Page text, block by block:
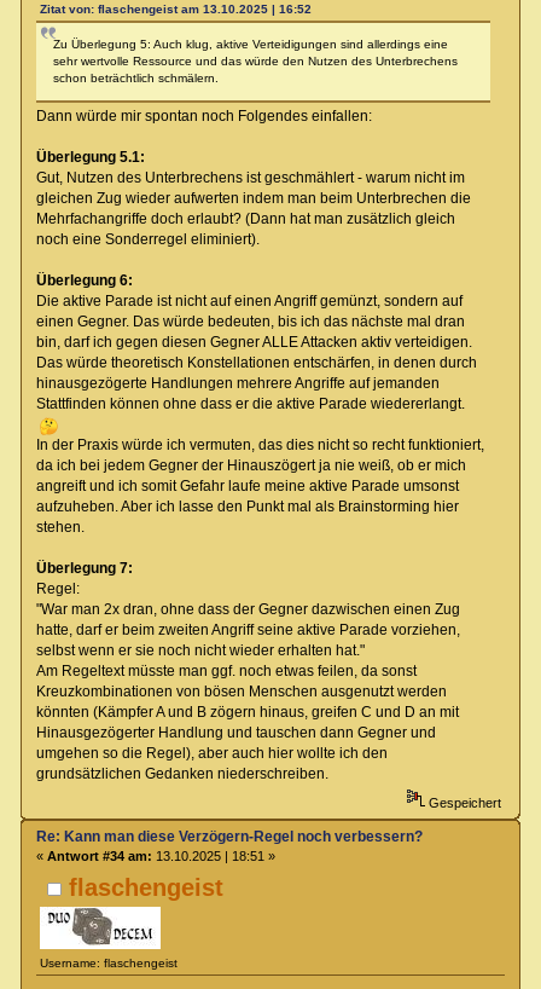
Zitat von: flaschengeist am 13.10.2025 | 16:52
Zu Überlegung 5: Auch klug, aktive Verteidigungen sind allerdings eine
sehr wertvolle Ressource und das würde den Nutzen des Unterbrechens
schon beträchtlich schmälern.
Dann würde mir spontan noch Folgendes einfallen:
Überlegung 5.1:
Gut, Nutzen des Unterbrechens ist geschmählert - warum nicht im
gleichen Zug wieder aufwerten indem man beim Unterbrechen die
Mehrfachangriffe doch erlaubt? (Dann hat man zusätzlich gleich
noch eine Sonderregel eliminiert).
Überlegung 6:
Die aktive Parade ist nicht auf einen Angriff gemünzt, sondern auf
einen Gegner. Das würde bedeuten, bis ich das nächste mal dran
bin, darf ich gegen diesen Gegner ALLE Attacken aktiv verteidigen.
Das würde theoretisch Konstellationen entschärfen, in denen durch
hinausgezögerte Handlungen mehrere Angriffe auf jemanden
Stattfinden können ohne dass er die aktive Parade wiedererlangt.
In der Praxis würde ich vermuten, das dies nicht so recht funktioniert,
da ich bei jedem Gegner der Hinauszögert ja nie weiß, ob er mich
angreift und ich somit Gefahr laufe meine aktive Parade umsonst
aufzuheben. Aber ich lasse den Punkt mal als Brainstorming hier
stehen.
Überlegung 7:
Regel:
"War man 2x dran, ohne dass der Gegner dazwischen einen Zug
hatte, darf er beim zweiten Angriff seine aktive Parade vorziehen,
selbst wenn er sie noch nicht wieder erhalten hat."
Am Regeltext müsste man ggf. noch etwas feilen, da sonst
Kreuzkombinationen von bösen Menschen ausgenutzt werden
könnten (Kämpfer A und B zögern hinaus, greifen C und D an mit
Hinausgezögerter Handlung und tauschen dann Gegner und
umgehen so die Regel), aber auch hier wollte ich den
grundsätzlichen Gedanken niederschreiben.
Gespeichert
flaschengeist
Username: flaschengeist
Re: Kann man diese Verzögern-Regel noch verbessern?
« Antwort #34 am: 13.10.2025 | 18:51 »